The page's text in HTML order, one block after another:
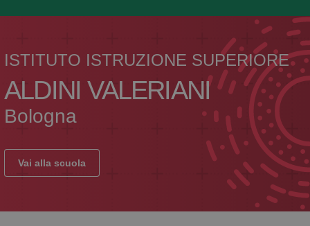
ISTITUTO ISTRUZIONE SUPERIORE
ALDINI VALERIANI
Bologna
Vai alla scuola